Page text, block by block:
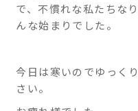
で、不慣れな私たちな
んな始まりでした。
今日は寒いのでゆっく
さい。